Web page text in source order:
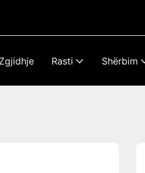
Zgjidhje Rasti Shërbim